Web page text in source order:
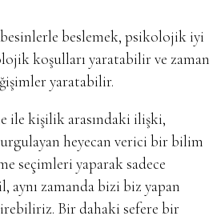
beslemek, psikolojik iyi
koşulları yaratabilir ve zaman
yaratabilir.
ile kişilik arasındaki ilişki,
heyecan verici bir bilim
seçimleri yaparak sadece
aynı zamanda bizi biz yapan
Bir dahaki sefere bir